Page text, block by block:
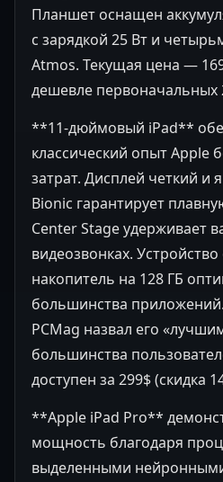
Планшет оснащен
с зарядкой 25 Вт и
Atmos. Текущая цена —
дешевле первоначальных
**11-дюймовый iPad**
классический опыт Apple
затрат. Дисплей четкий и
Bionic гарантирует
Center Stage удерживает
видеозвонках.
накопитель на 128 ГБ
большинства
PCMag назвал его
большинства
доступен за 299$ (скидка
**Apple iPad Pro**
мощность благодаря
выделенными